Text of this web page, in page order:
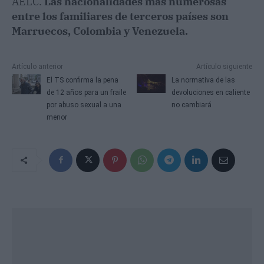
entre los familiares de terceros países son
Marruecos, Colombia y Venezuela.
Artículo anterior
El TS confirma la pena
de 12 años para un fraile
por abuso sexual a una
menor
Artículo siguiente
La normativa de las
devoluciones en caliente
no cambiará